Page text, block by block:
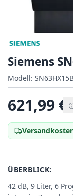
Siemens
Modell:
Modell:
621,99 €
ÜBERBLICK:
42 dB, 9 Liter, 6